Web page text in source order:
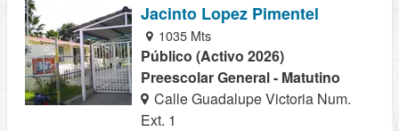
Jacinto Lopez Pimentel
1035 Mts
Público (Activo 2026)
Preescolar General - Matutino
Calle Guadalupe Victoria Num.
Ext. 1